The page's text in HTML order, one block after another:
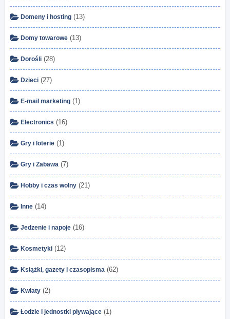
Domeny i hosting (13)
Domy towarowe (13)
Dorośli (28)
Dzieci (27)
E-mail marketing (1)
Electronics (16)
Gry i loterie (1)
Gry i Zabawa (7)
Hobby i czas wolny (21)
Inne (14)
Jedzenie i napoje (16)
Kosmetyki (12)
Książki, gazety i czasopisma (62)
Kwiaty (2)
Łodzie i jednostki pływające (1)